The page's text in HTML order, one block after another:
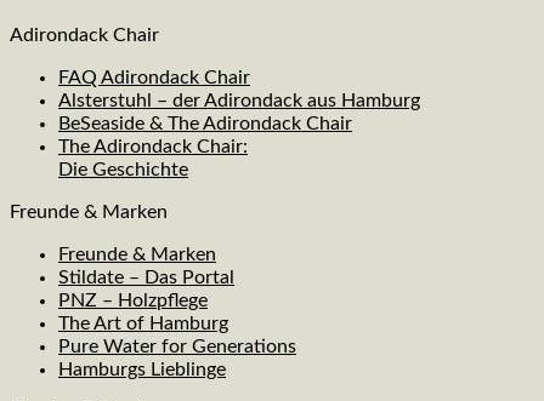
Adirondack Chair
FAQ Adirondack Chair
Alsterstuhl – der Adirondack aus Hamburg
BeSeaside & The Adirondack Chair
The Adirondack Chair:
Die Geschichte
Freunde & Marken
Freunde & Marken
Stildate – Das Portal
PNZ – Holzpflege
The Art of Hamburg
Pure Water for Generations
Hamburgs Lieblinge